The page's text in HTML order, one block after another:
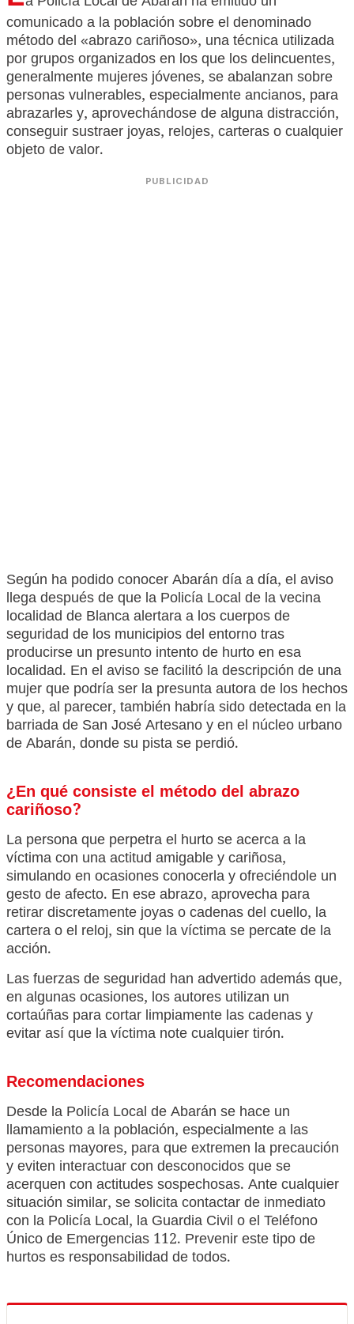
comunicado a la población sobre el denominado
método del «abrazo cariñoso», una técnica utilizada
por grupos organizados en los que los delincuentes,
generalmente mujeres jóvenes, se abalanzan sobre
personas vulnerables, especialmente ancianos, para
abrazarles y, aprovechándose de alguna distracción,
conseguir sustraer joyas, relojes, carteras o cualquier
objeto de valor.
PUBLICIDAD
Según ha podido conocer Abarán día a día, el aviso
llega después de que la Policía Local de la vecina
localidad de Blanca alertara a los cuerpos de
seguridad de los municipios del entorno tras
producirse un presunto intento de hurto en esa
localidad. En el aviso se facilitó la descripción de una
mujer que podría ser la presunta autora de los hechos
y que, al parecer, también habría sido detectada en la
barriada de San José Artesano y en el núcleo urbano
de Abarán, donde su pista se perdió.
¿En qué consiste el método del abrazo
cariñoso?
La persona que perpetra el hurto se acerca a la
víctima con una actitud amigable y cariñosa,
simulando en ocasiones conocerla y ofreciéndole un
gesto de afecto. En ese abrazo, aprovecha para
retirar discretamente joyas o cadenas del cuello, la
cartera o el reloj, sin que la víctima se percate de la
acción.
Las fuerzas de seguridad han advertido además que,
en algunas ocasiones, los autores utilizan un
cortaúñas para cortar limpiamente las cadenas y
evitar así que la víctima note cualquier tirón.
Recomendaciones
Desde la Policía Local de Abarán se hace un
llamamiento a la población, especialmente a las
personas mayores, para que extremen la precaución
y eviten interactuar con desconocidos que se
acerquen con actitudes sospechosas. Ante cualquier
situación similar, se solicita contactar de inmediato
con la Policía Local, la Guardia Civil o el Teléfono
Único de Emergencias 112. Prevenir este tipo de
hurtos es responsabilidad de todos.